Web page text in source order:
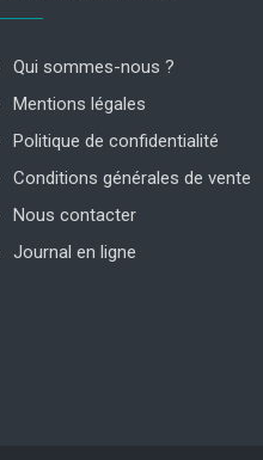
Qui sommes-nous ?
Mentions légales
Politique de confidentialité
Conditions générales de vente
Nous contacter
Journal en ligne